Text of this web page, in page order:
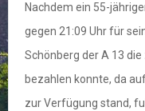
Nachdem ein 55-
gegen 21:09 Uhr für
Schönberg der A 13
bezahlen konnte, da
zur Verfügung stand,